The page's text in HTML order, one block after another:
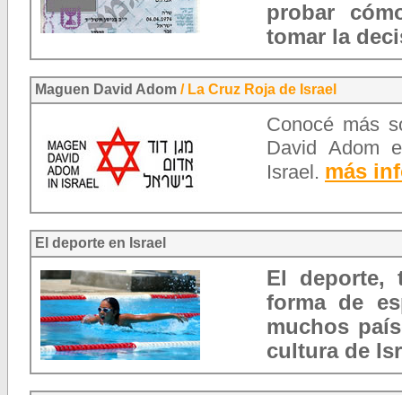
probar
tomar la
Maguen David Adom / La Cruz Roja de Israel
Conocé más
David Adom
Israel. más
El deporte en Israel
El deporte,
forma de
muchos
cultura de